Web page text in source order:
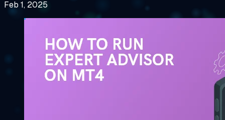
Feb 1, 2025